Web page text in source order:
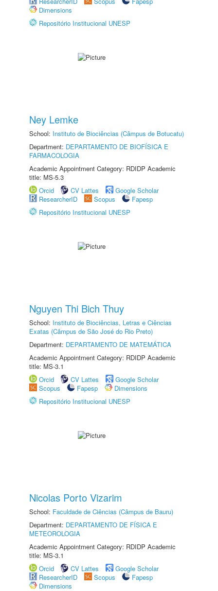
Dimensions
Repositório Institucional UNESP
Ney Lemke
School: Instituto de Biociências (Câmpus de Botucatu)
Department: DEPARTAMENTO DE BIOFÍSICA E
FARMACOLOGIA
Academic Appointment Category: RDIDP Academic
title: MS-5.3
Orcid
CV Lattes
Google Scholar
ResearcherID
Scopus
Fapesp
Repositório Institucional UNESP
Nguyen Thi Bich Thuy
School: Instituto de Biociências, Letras e Ciências
Exatas (Câmpus de São José do Rio Preto)
Department: DEPARTAMENTO DE MATEMÁTICA
Academic Appointment Category: RDIDP Academic
title: MS-3.1
Orcid
CV Lattes
Google Scholar
Scopus
Fapesp
Dimensions
Repositório Institucional UNESP
Nicolas Porto Vizarim
School: Faculdade de Ciências (Câmpus de Bauru)
Department: DEPARTAMENTO DE FÍSICA E
METEOROLOGIA
Academic Appointment Category: RDIDP Academic
title: MS-3.1
Orcid
CV Lattes
Google Scholar
ResearcherID
Scopus
Fapesp
Dimensions